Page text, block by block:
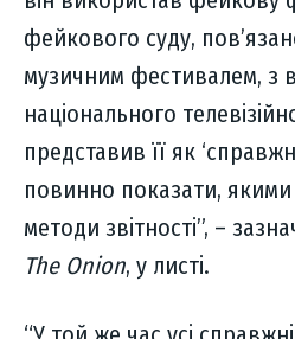
фейкового суду,
музичним фестивалем, з
національного
представив її як
повинно показати, якими
методи звітності”, –
The Onion, у листі.